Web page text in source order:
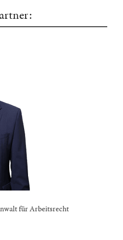
für Arbeitsrecht